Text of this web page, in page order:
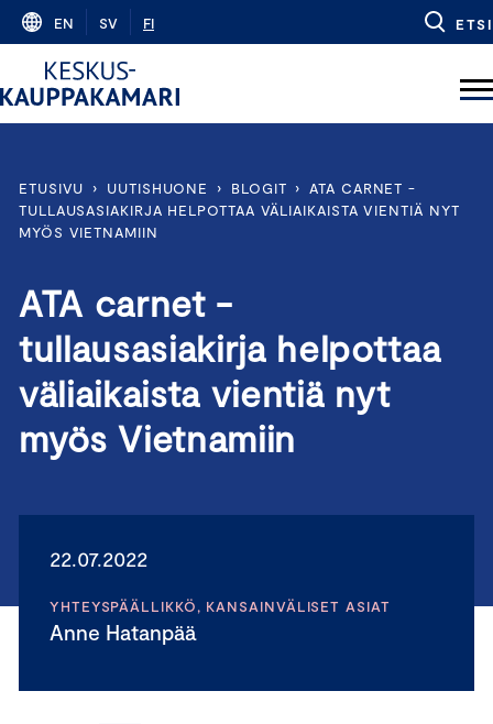
Skip
content
EN SV FI ETSI
ETUSIVU › UUTISHUONE › BLOGIT › ATA CARNET -
TULLAUSASIAKIRJA HELPOTTAA VÄLIAIKAISTA VIENTIÄ NYT
MYÖS VIETNAMIIN
ATA carnet -
tullausasiakirja helpottaa
väliaikaista vientiä nyt
myös Vietnamiin
22.07.2022
YHTEYSPÄÄLLIKKÖ, KANSAINVÄLISET ASIAT
Anne Hatanpää